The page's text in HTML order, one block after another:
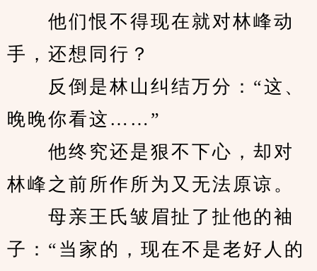
他们恨不得现在就对林峰动
手，还想同行？
反倒是林山纠结万分：“这、
晚晚你看这……”
他终究还是狠不下心，却对
林峰之前所作所为又无法原谅。
母亲王氏皱眉扯了扯他的袖
子：“当家的，现在不是老好人的